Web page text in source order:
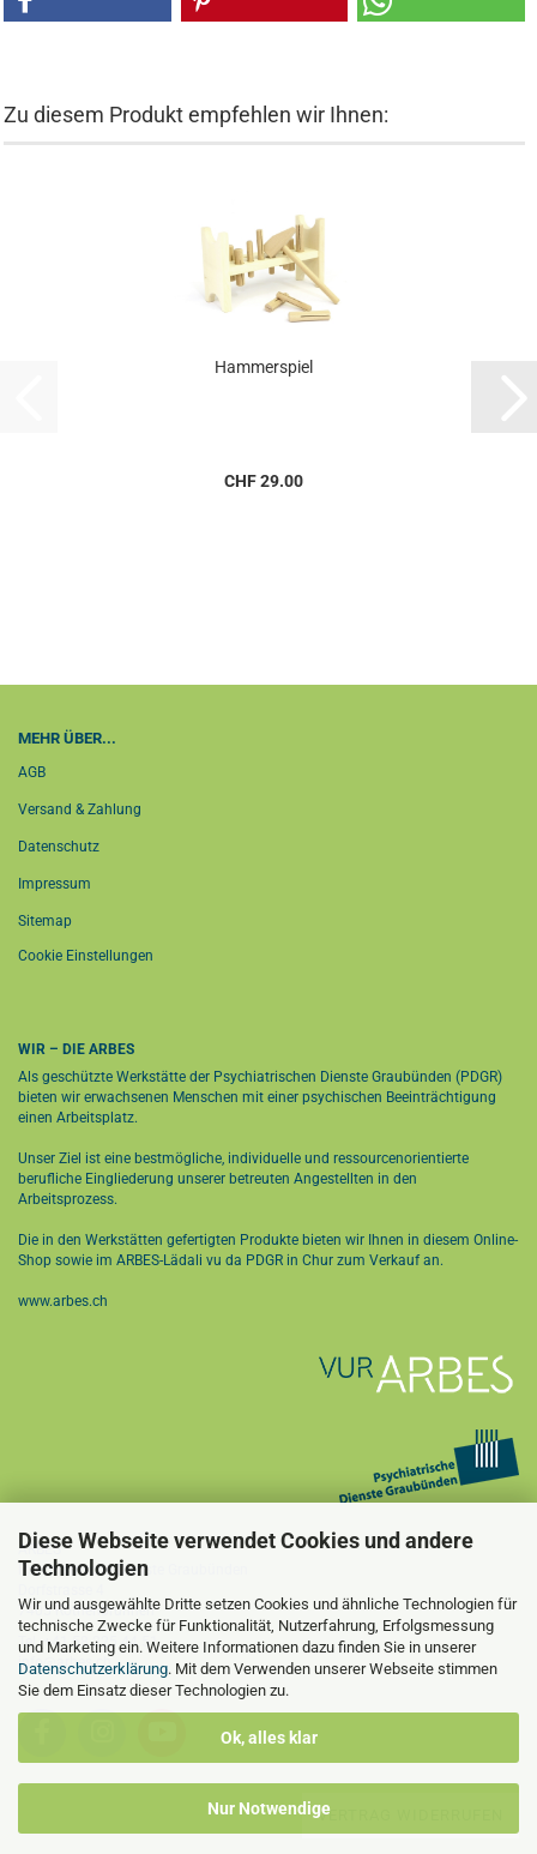
Diese Webseite verwendet Cookies und andere
Technologien
Wir und ausgewählte Dritte setzen Cookies und ähnliche Technologien für
technische Zwecke für Funktionalität, Nutzerfahrung, Erfolgsmessung
und Marketing ein. Weitere Informationen dazu finden Sie in unserer
Datenschutzerklärung. Mit dem Verwenden unserer Webseite stimmen
Sie dem Einsatz dieser Technologien zu.
Ok, alles klar
Nur Notwendige
Zu diesem Produkt empfehlen wir Ihnen:
Hammerspiel
CHF 29.00
MEHR ÜBER...
AGB
Versand & Zahlung
Datenschutz
Impressum
Sitemap
Cookie Einstellungen
WIR – DIE ARBES
Als geschützte Werkstätte der Psychiatrischen Dienste Graubünden (PDGR)
bieten wir erwachsenen Menschen mit einer psychischen Beeinträchtigung
einen Arbeitsplatz.
Unser Ziel ist eine bestmögliche, individuelle und ressourcenorientierte
berufliche Eingliederung unserer betreuten Angestellten in den
Arbeitsprozess.
Die in den Werkstätten gefertigten Produkte bieten wir Ihnen in diesem Online-
Shop sowie im ARBES-Lädali vu da PDGR in Chur zum Verkauf an.
www.arbes.ch
ARBES
Psychiatrische Dienste Graubünden
7405 Rothenbrunnen
Tel. +41 58 225 44 51
info@arbes.ch
VERTRAG WIDERRUFEN